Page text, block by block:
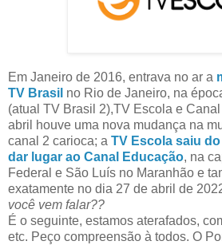
Em Janeiro de 2016, entrava no ar a
TV Brasil no Rio de Janeiro, na
(atual TV Brasil 2),TV Escola e
abril houve uma nova mudança na
canal 2 carioca; a TV Escola saiu
dar lugar ao Canal Educação, na
Federal e São Luís no Maranhão e
exatamente no dia 27 de abril de
você vem falar??
É o seguinte, estamos aterafados,
etc. Peço compreensão à todos. O